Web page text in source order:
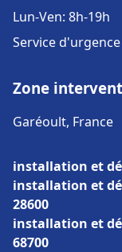
Lun-Ven: 8h-19h
Service
Zone
Garéoult, France
installation et
installation et
28600
installation et
68700